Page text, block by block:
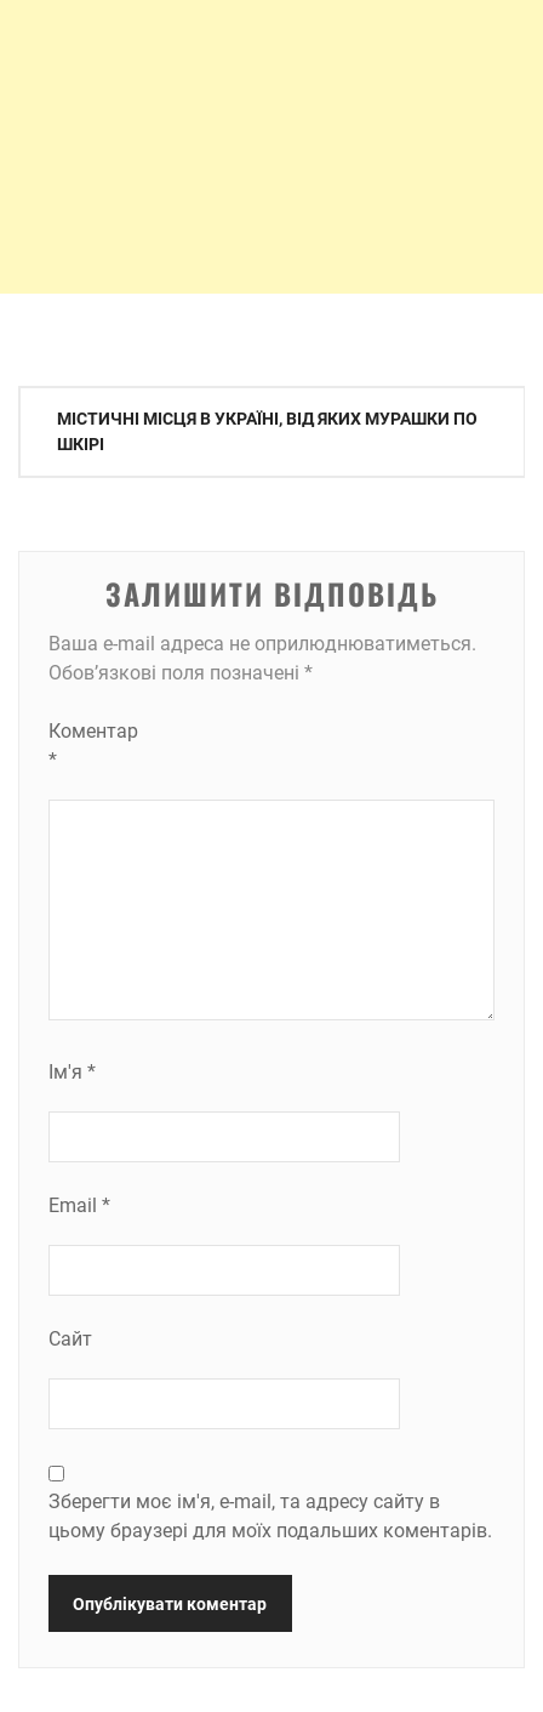
Навігація
записів
МІСТИЧНІ МІСЦЯ В УКРАЇНІ, ВІД ЯКИХ МУРАШКИ ПО
ШКІРІ
ЗАЛИШИТИ ВІДПОВІДЬ
Ваша e-mail адреса не оприлюднюватиметься.
Обов’язкові поля позначені *
Коментар
*
Ім'я *
Email *
Сайт
Зберегти моє ім'я, e-mail, та адресу сайту в
цьому браузері для моїх подальших коментарів.